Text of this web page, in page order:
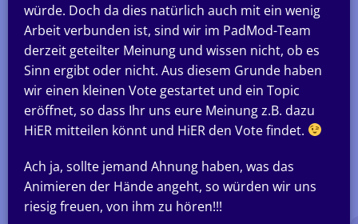
würde. Doch da dies natürlich auch mit ein wenig
Arbeit verbunden ist, sind wir im PadMod-Team
derzeit geteilter Meinung und wissen nicht, ob es
Sinn ergibt oder nicht. Aus diesem Grunde haben
wir einen kleinen Vote gestartet und ein Topic
eröffnet, so dass Ihr uns eure Meinung z.B. dazu
HiER mitteilen könnt und HiER den Vote findet.
Ach ja, sollte jemand Ahnung haben, was das
Animieren der Hände angeht, so würden wir uns
riesig freuen, von ihm zu hören!!!